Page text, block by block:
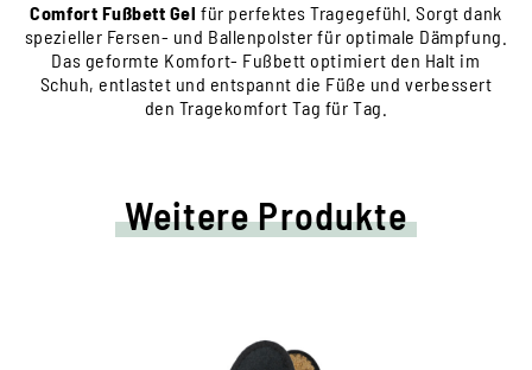
Comfort Fußbett Gel für perfektes Tragegefühl. Sorgt dank
spezieller Fersen- und Ballenpolster für optimale Dämpfung.
Das geformte Komfort- Fußbett optimiert den Halt im
Schuh, entlastet und entspannt die Füße und verbessert
den Tragekomfort Tag für Tag.
Weitere Produkte